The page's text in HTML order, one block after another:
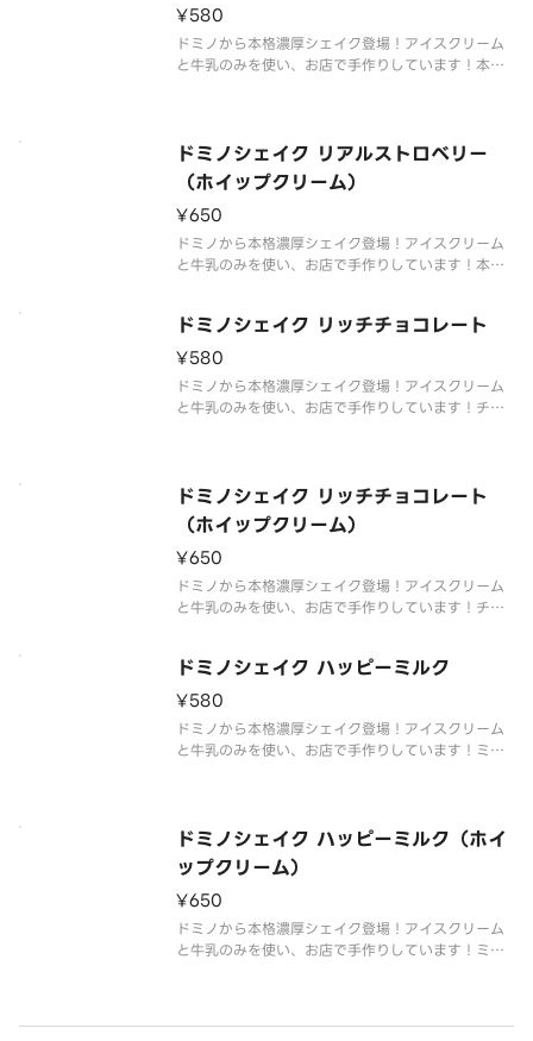
¥580
ドミノから本格濃厚シェイク登場！アイスクリーム
と牛乳のみを使い、お店で手作りしています！本物
ドミノシェイク リアルストロベリー
（ホイップクリーム）
¥650
ドミノから本格濃厚シェイク登場！アイスクリーム
と牛乳のみを使い、お店で手作りしています！本物
ドミノシェイク リッチチョコレート
¥580
ドミノから本格濃厚シェイク登場！アイスクリーム
と牛乳のみを使い、お店で手作りしています！チョ
ドミノシェイク リッチチョコレート
（ホイップクリーム）
¥650
ドミノから本格濃厚シェイク登場！アイスクリーム
と牛乳のみを使い、お店で手作りしています！チョ
ドミノシェイク ハッピーミルク
¥580
ドミノから本格濃厚シェイク登場！アイスクリーム
と牛乳のみを使い、お店で手作りしています！ミル
ドミノシェイク ハッピーミルク（ホイ
ップクリーム）
¥650
ドミノから本格濃厚シェイク登場！アイスクリーム
と牛乳のみを使い、お店で手作りしています！ミル